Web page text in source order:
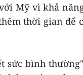
Mỹ vì khả
thời gian để
sức bình